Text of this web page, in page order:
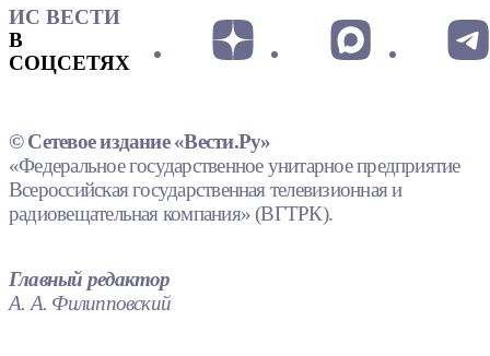
ИС ВЕСТИ
В
СОЦСЕТЯХ
© Сетевое издание «Вести.Ру»
«Федеральное государственное унитарное предприятие
Всероссийская государственная телевизионная и
радиовещательная компания» (ВГТРК).
Главный редактор
А. А. Филипповский